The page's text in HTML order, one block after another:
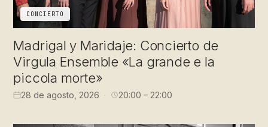
CONCIERTO
Madrigal y Maridaje: Concierto de
Virgula Ensemble «La grande e la
piccola morte»
28 de agosto, 2026 20:00 – 22:00